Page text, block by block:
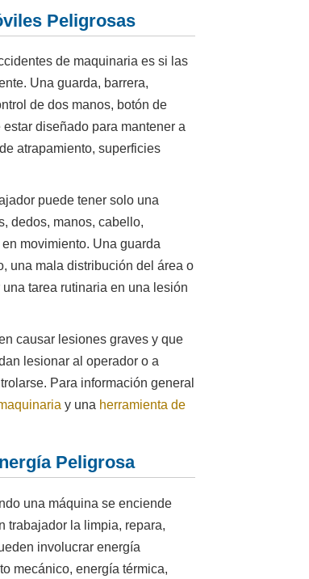
Peligrosas
de maquinaria es si las
Una guarda, barrera,
de dos manos, botón de
diseñado para mantener a
atrapamiento, superficies
puede tener solo una
dedos, manos, cabello,
movimiento. Una guarda
una mala distribución del área o
tarea rutinaria en una lesión
causar lesiones graves y que
lesionar al operador o a
Para información general
y una herramienta de
Peligrosa
una máquina se enciende
trabajador la limpia, repara,
involucrar energía
mecánico, energía térmica,